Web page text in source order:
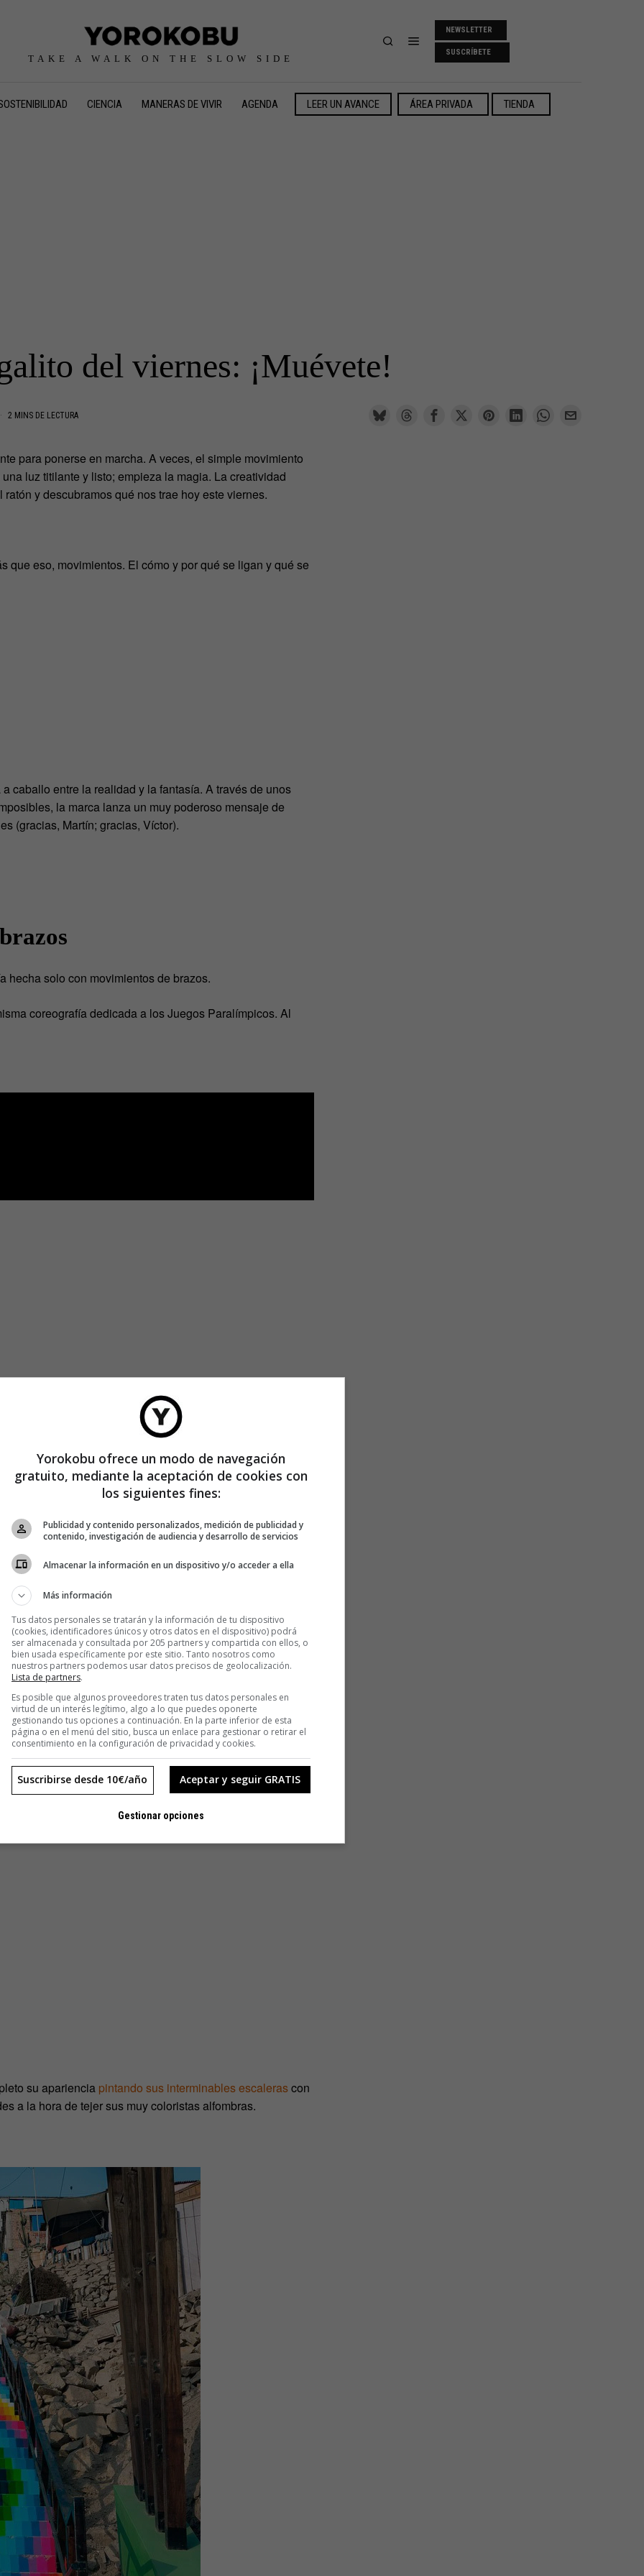
TAKE A WALK ON THE SLOW SIDE
NEWSLETTER
SUSCRÍBETE
CIENCIA MANERAS DE VIVIR AGENDA LEER UN AVANCE ÁREA PRIVADA TIENDA
del viernes: ¡Muévete!
2 MINS DE LECTURA
para ponerse en marcha. A veces, el simple movimiento
luz titilante y listo; empieza la magia. La creatividad
ratón y descubramos qué nos trae hoy este viernes.
que eso, movimientos. El cómo y por qué se ligan y qué se
caballo entre la realidad y la fantasía. A través de unos
la marca lanza un muy poderoso mensaje de
(gracias, Martín; gracias, Víctor).
hecha solo con movimientos de brazos.
coreografía dedicada a los Juegos Paralímpicos. Al
en un futuro muy próximo podría ser más común de lo
filmada paseando a su robot de Boston Dynamics modelo
vídeo dura apenas 1:15 (gracias, Óscar).
su apariencia pintando sus interminables escalerascon
a la hora de tejer sus muy coloristas alfombras.
Yorokobu ofrece un modo de navegación
gratuito, mediante la aceptación de cookies con
los siguientes fines:
Publicidad y contenido personalizados, medición de publicidad y
contenido, investigación de audiencia y desarrollo de servicios
Almacenar la información en un dispositivo y/o acceder a ella
Más información
Tus datos personales se tratarán y la información de tu dispositivo
(cookies, identificadores únicos y otros datos en el dispositivo) podrá
ser almacenada y consultada por 205 partners y compartida con ellos, o
bien usada específicamente por este sitio. Tanto nosotros como
nuestros partners podemos usar datos precisos de geolocalización.
Lista de partners.
Es posible que algunos proveedores traten tus datos personales en
virtud de un interés legítimo, algo a lo que puedes oponerte
gestionando tus opciones a continuación. En la parte inferior de esta
página o en el menú del sitio, busca un enlace para gestionar o retirar el
consentimiento en la configuración de privacidad y cookies.
Aceptar y seguir GRATIS
Suscribirse desde 10€/año
Gestionar opciones